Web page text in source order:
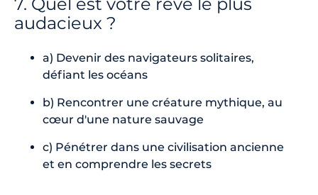
audacieux ?
a) Devenir des navigateurs solitaires,
défiant les océans
b) Rencontrer une créature mythique, au
cœur d'une nature sauvage
c) Pénétrer dans une civilisation ancienne
et en comprendre les secrets